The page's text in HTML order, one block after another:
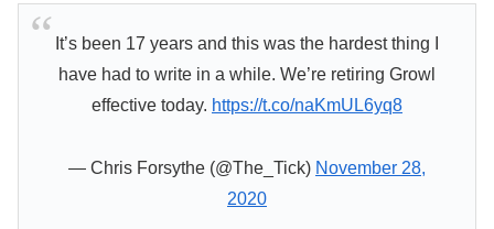
It’s been 17 years and this was the hardest thing I
have had to write in a while. We’re retiring Growl
effective today. https://t.co/naKmUL6yq8
— Chris Forsythe (@The_Tick) November 28,
2020